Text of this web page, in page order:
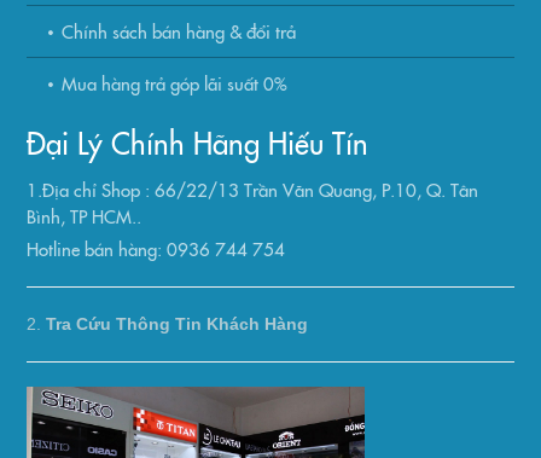
Chính sách bán hàng & đổi trả
Mua hàng trả góp lãi suất 0%
Đại Lý Chính Hãng Hiếu Tín
1.Địa chỉ Shop : 66/22/13 Trần Văn Quang, P.10, Q. Tân
Bình, TP HCM..
Hotline bán hàng: 0936 744 754
2.Tra Cứu Thông Tin Khách Hàng